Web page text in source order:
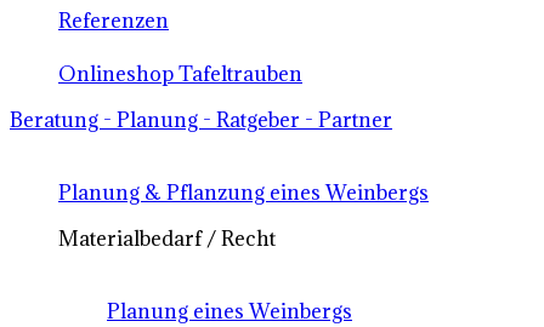
Referenzen
Onlineshop Tafeltrauben
Beratung - Planung - Ratgeber - Partner
Planung & Pflanzung eines Weinbergs
Materialbedarf / Recht
Planung eines Weinbergs